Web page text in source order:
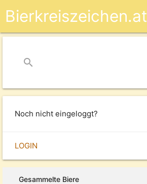
Bierkreiszeichen.at
search
Noch nicht eingeloggt?
LOGIN
Gesammelte Biere